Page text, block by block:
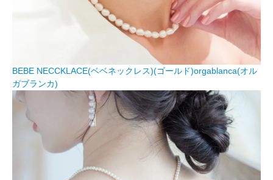
BEBE NECCKLACE(ベベネックレス)(ゴールド)orgablanca(オル
ガブランカ)